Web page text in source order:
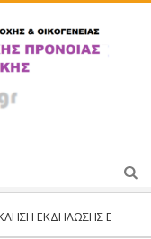
ΕΚΔΉΛΩΣΗΣ